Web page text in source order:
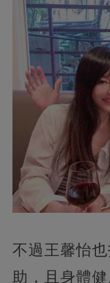
不過王馨怡
助，且身體